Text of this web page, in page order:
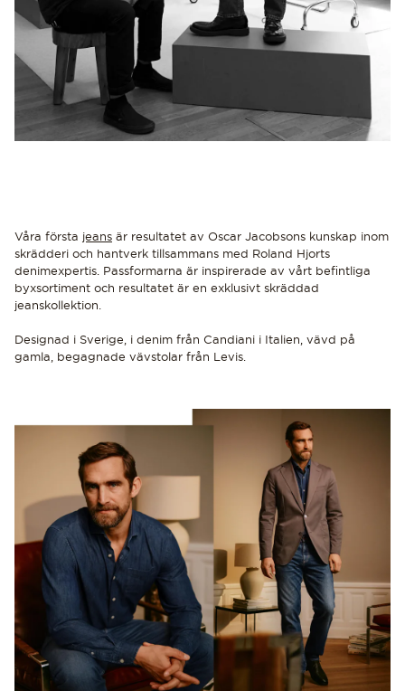
Våra första jeans är resultatet av Oscar Jacobsons kunskap inom
skrädderi och hantverk tillsammans med Roland Hjorts
denimexpertis. Passformarna är inspirerade av vårt befintliga
byxsortiment och resultatet är en exklusivt skräddad
jeanskollektion.
Designad i Sverige, i denim från Candiani i Italien, vävd på
gamla, begagnade vävstolar från Levis.